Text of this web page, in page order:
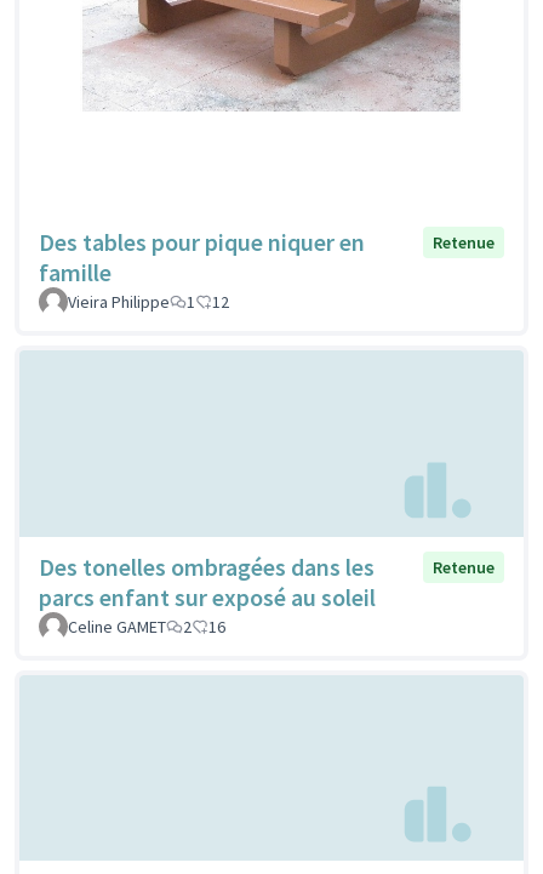
Des tables pour pique niquer en
famille
Retenue
Vieira Philippe 1 12
Des tonelles ombragées dans les
parcs enfant sur exposé au soleil
Retenue
Celine GAMET 2 16